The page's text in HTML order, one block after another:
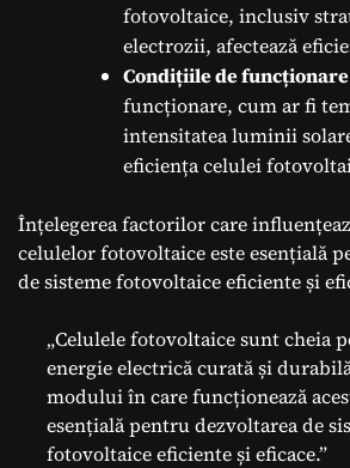
fotovoltaice, inclusiv
electrozii, afectează
Condițiile de funcționare
funcționare, cum ar fi
intensitatea luminii
eficiența celulei
Înțelegerea factorilor care
celulelor fotovoltaice este esențială
de sisteme fotovoltaice eficiente și
„Celulele fotovoltaice sunt cheia
energie electrică curată și
modului în care funcționează
esențială pentru dezvoltarea de
fotovoltaice eficiente și eficace.”